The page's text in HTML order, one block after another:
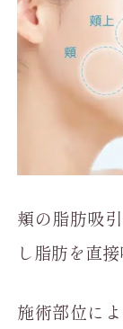
頬の脂肪吸
し脂肪を直接
施術部位に